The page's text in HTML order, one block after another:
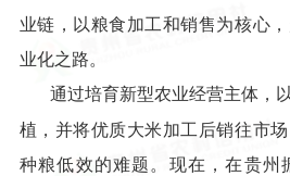
业链，以粮食加工和销售为核心
业化之路。
通过培育新型农业经营主体，
植，并将优质大米加工后销往市
种粮低效的难题。现在，在贵州